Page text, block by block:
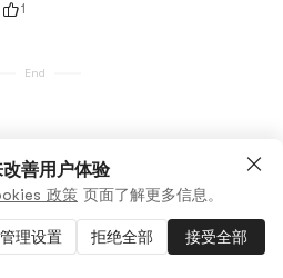
1
End
善用户体验
政策 页面了解更多信息。
管理设置 拒绝全部 接受全部